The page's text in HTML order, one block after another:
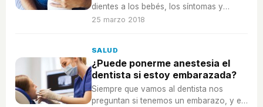
dientes a los bebés, los síntomas y
algunas pautas para tener en cuenta.
25 marzo 2018
SALUD
¿Puede ponerme anestesia el
dentista si estoy embarazada?
Siempre que vamos al dentista nos
preguntan si tenemos un embarazo, y es